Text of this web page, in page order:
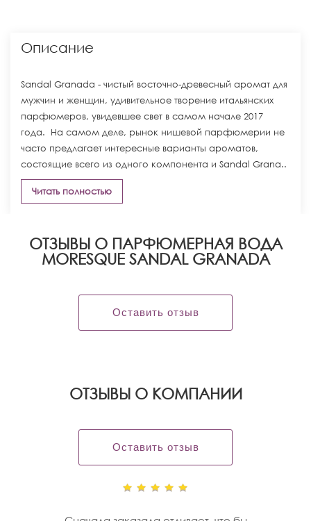
Описание
Sandal Granada - чистый восточно-древесный аромат для
мужчин и женщин, удивительное творение итальянских
парфюмеров, увидевшее свет в самом начале 2017
года. На самом деле, рынок нишевой парфюмерии не
часто предлагает интересные варианты ароматов,
состоящие всего из одного компонента и Sandal Grana..
Читать полностью
ОТЗЫВЫ О ПАРФЮМЕРНАЯ ВОДА
MORESQUE SANDAL GRANADA
Оставить отзыв
OТЗЫВЫ О КОМПАНИИ
Оставить отзыв